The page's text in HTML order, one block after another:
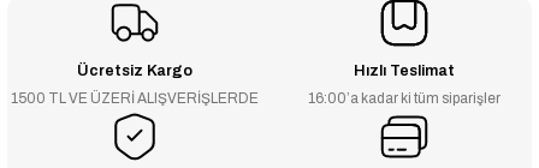
Ücretsiz Kargo
1500 TL VE ÜZERİ ALIŞVERİŞLERDE
Hızlı Teslimat
16:00’a kadar ki tüm siparişler